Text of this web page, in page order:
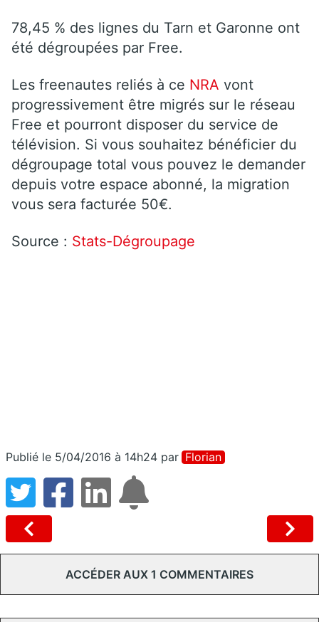
78,45 % des lignes du Tarn et Garonne ont
été dégroupées par Free.
Les freenautes reliés à ce NRA vont
progressivement être migrés sur le réseau
Free et pourront disposer du service de
télévision. Si vous souhaitez bénéficier du
dégroupage total vous pouvez le demander
depuis votre espace abonné, la migration
vous sera facturée 50€.
Source : Stats-Dégroupage
Publié le 5/04/2016 à 14h24 par Florian
ACCÉDER AUX 1 COMMENTAIRES